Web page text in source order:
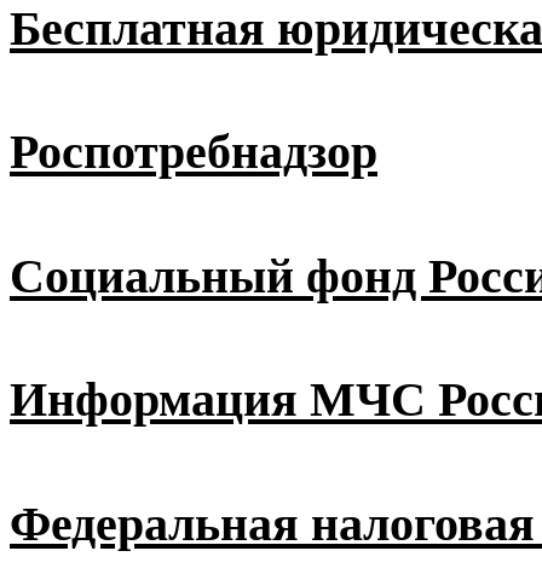
Бесплатная
Роспотребнадзор
Социальный фонд
Информация МЧС
Федеральная